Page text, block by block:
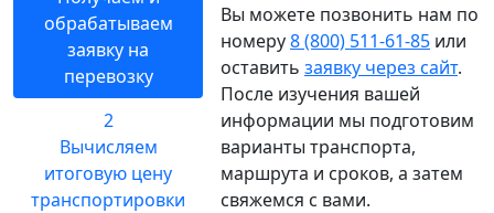
обрабатываем
заявку на
перевозку
2
Вычисляем
итоговую цену
транспортировки
Вы можете позвонить нам по
номеру8 (800) 511-61-85 или
оставить заявку через сайт.
После изучения вашей
информации мы подготовим
варианты транспорта,
маршрута и сроков, а затем
свяжемся с вами.